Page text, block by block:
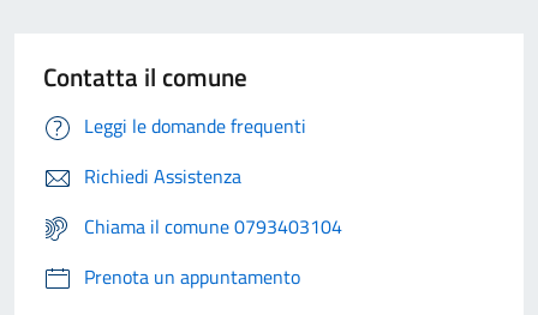
Contatta il comune
Leggi le domande frequenti
Richiedi Assistenza
Chiama il comune 0793403104
Prenota un appuntamento